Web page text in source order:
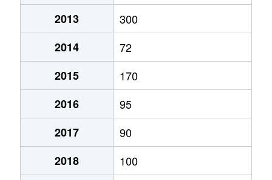
2013
300
2014
72
2015
170
2016
95
2017
90
2018
100